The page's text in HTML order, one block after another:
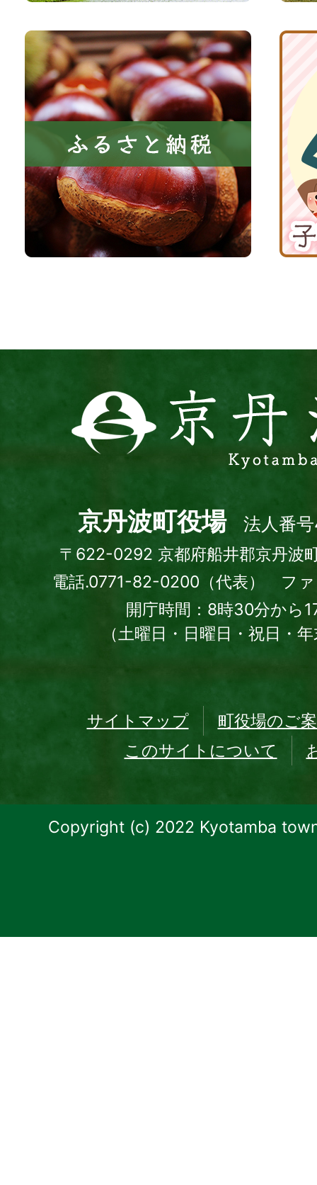
共
に
い
き
町
京
ふ
る
さ
と
税
京
波
子
育
て
応
援
丹
波
town
京丹波町役場 法人番
〒622-0292 京都府船井郡京丹波
電話.0771-82-0200（代表） フ
開庁時間：8時30分から
（土曜日・日曜日・祝日・
サイトマップ
町役場のご
このサイトについて
Copyright (c) 2022 Kyotamba